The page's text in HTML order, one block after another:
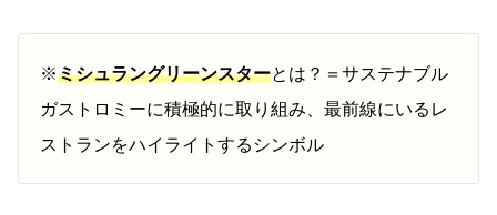
※ミシュラングリーンスターとは？＝サステナブル
ガストロミーに積極的に取り組み、最前線にいるレ
ストランをハイライトするシンボル